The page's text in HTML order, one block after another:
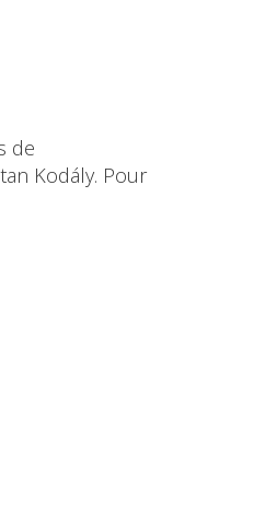
de
Kodály. Pour